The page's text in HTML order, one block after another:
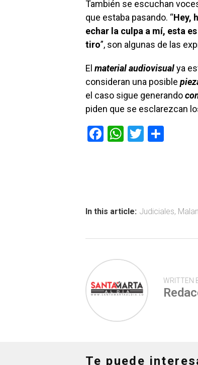
También se escuchan
que estaba pasando. “Hey,
echar la culpa a mí, esta
tiro”, son algunas de las
El material audiovisualya
consideran una posible
el caso sigue generando
piden que se esclarezcan
F
ok
W
p
T
tir
In this article: Judiciales,
WRITTEN
Te puede